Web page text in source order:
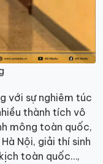
với sự nghiêm túc
thành tích vô
mông toàn quốc,
Nội, giải thí sinh
toàn quốc…,